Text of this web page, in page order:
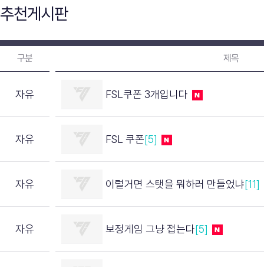
추천게시판
구분 제목
자유 FSL쿠폰 3개입니다
자유 FSL 쿠폰[5]
자유 이럴거면 스탯을 뭐하러 만들었냐[11]
자유 보정게임 그냥 접는다[5]